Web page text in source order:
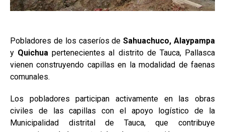
Pobladores de los caseríos deSahuachuco, Alaypampa
y Quichua pertenecientes al distrito de Tauca, Pallasca
vienen construyendo capillas en la modalidad de faenas
comunales.
Los pobladores participan activamente en las obras
civiles de las capillas con el apoyo logístico de la
Municipalidad distrital de Tauca, que contribuye